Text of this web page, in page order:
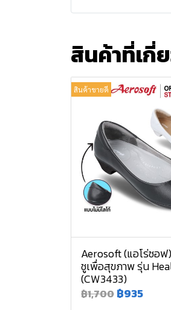
สินค้าที่เกี่
สินค้าขายดี
Aerosoft (แอโร่ซอฟ
ชูเพื่อสุขภาพ รุ่น
(CW3433)
฿1,700 ฿935